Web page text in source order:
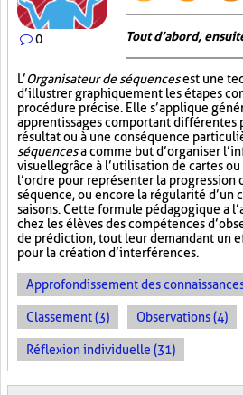
0 Tout d’abord,
L’Organisateur de séquencesest une
d’illustrer graphiquement les étapes
procédure précise. Elle s’applique
apprentissages comportant différentes
résultat ou à une conséquence
séquencesa comme but d’organiser
visuellegrâce à l’utilisation de cartes
l’ordre pour représenter la progression
séquence, ou encore la régularité d’un
saisons. Cette formule pédagogique a
chez les élèves des compétences
de prédiction, tout leur demandant un
pour la création d’interférences.
Approfondissement des
Classement (3) Observations (4)
Réflexion individuelle (31)